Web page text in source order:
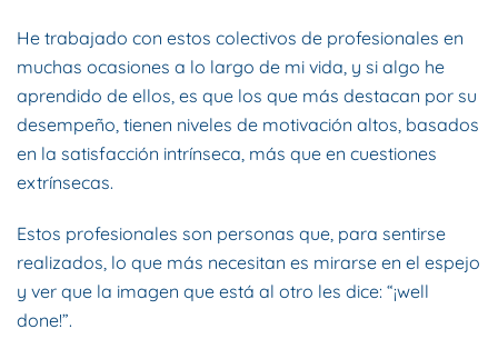
He trabajado con estos colectivos de profesionales en
muchas ocasiones a lo largo de mi vida, y si algo he
aprendido de ellos, es que los que más destacan por su
desempeño, tienen niveles de motivación altos, basados
en la satisfacción intrínseca, más que en cuestiones
extrínsecas.
Estos profesionales son personas que, para sentirse
realizados, lo que más necesitan es mirarse en el espejo
y ver que la imagen que está al otro les dice: “¡well
done!”.